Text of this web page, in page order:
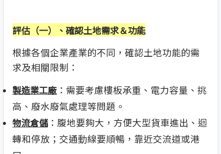
評估（一）、確認土地需求＆功能
根據各個企業產業的不同，確認土地功能的需
求及相關限制：
製造業工廠 ：需要考慮樓板承重、電力容量、挑
高、廢水廢氣處理等問題。
物流倉儲：腹地要夠大，方便大型貨車進出、迴
轉和停放；交通動線要順暢，靠近交流道或港